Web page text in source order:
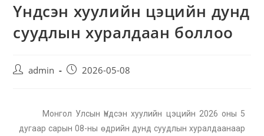
Үндсэн хуулийн цэцийн дунд
суудлын хуралдаан боллоо
admin 2026-05-08
Монгол Улсын Үндсэн хуулийн цэцийн 2026 оны 5
дугаар сарын 08-ны өдрийн дунд суудлын хуралдаанаар